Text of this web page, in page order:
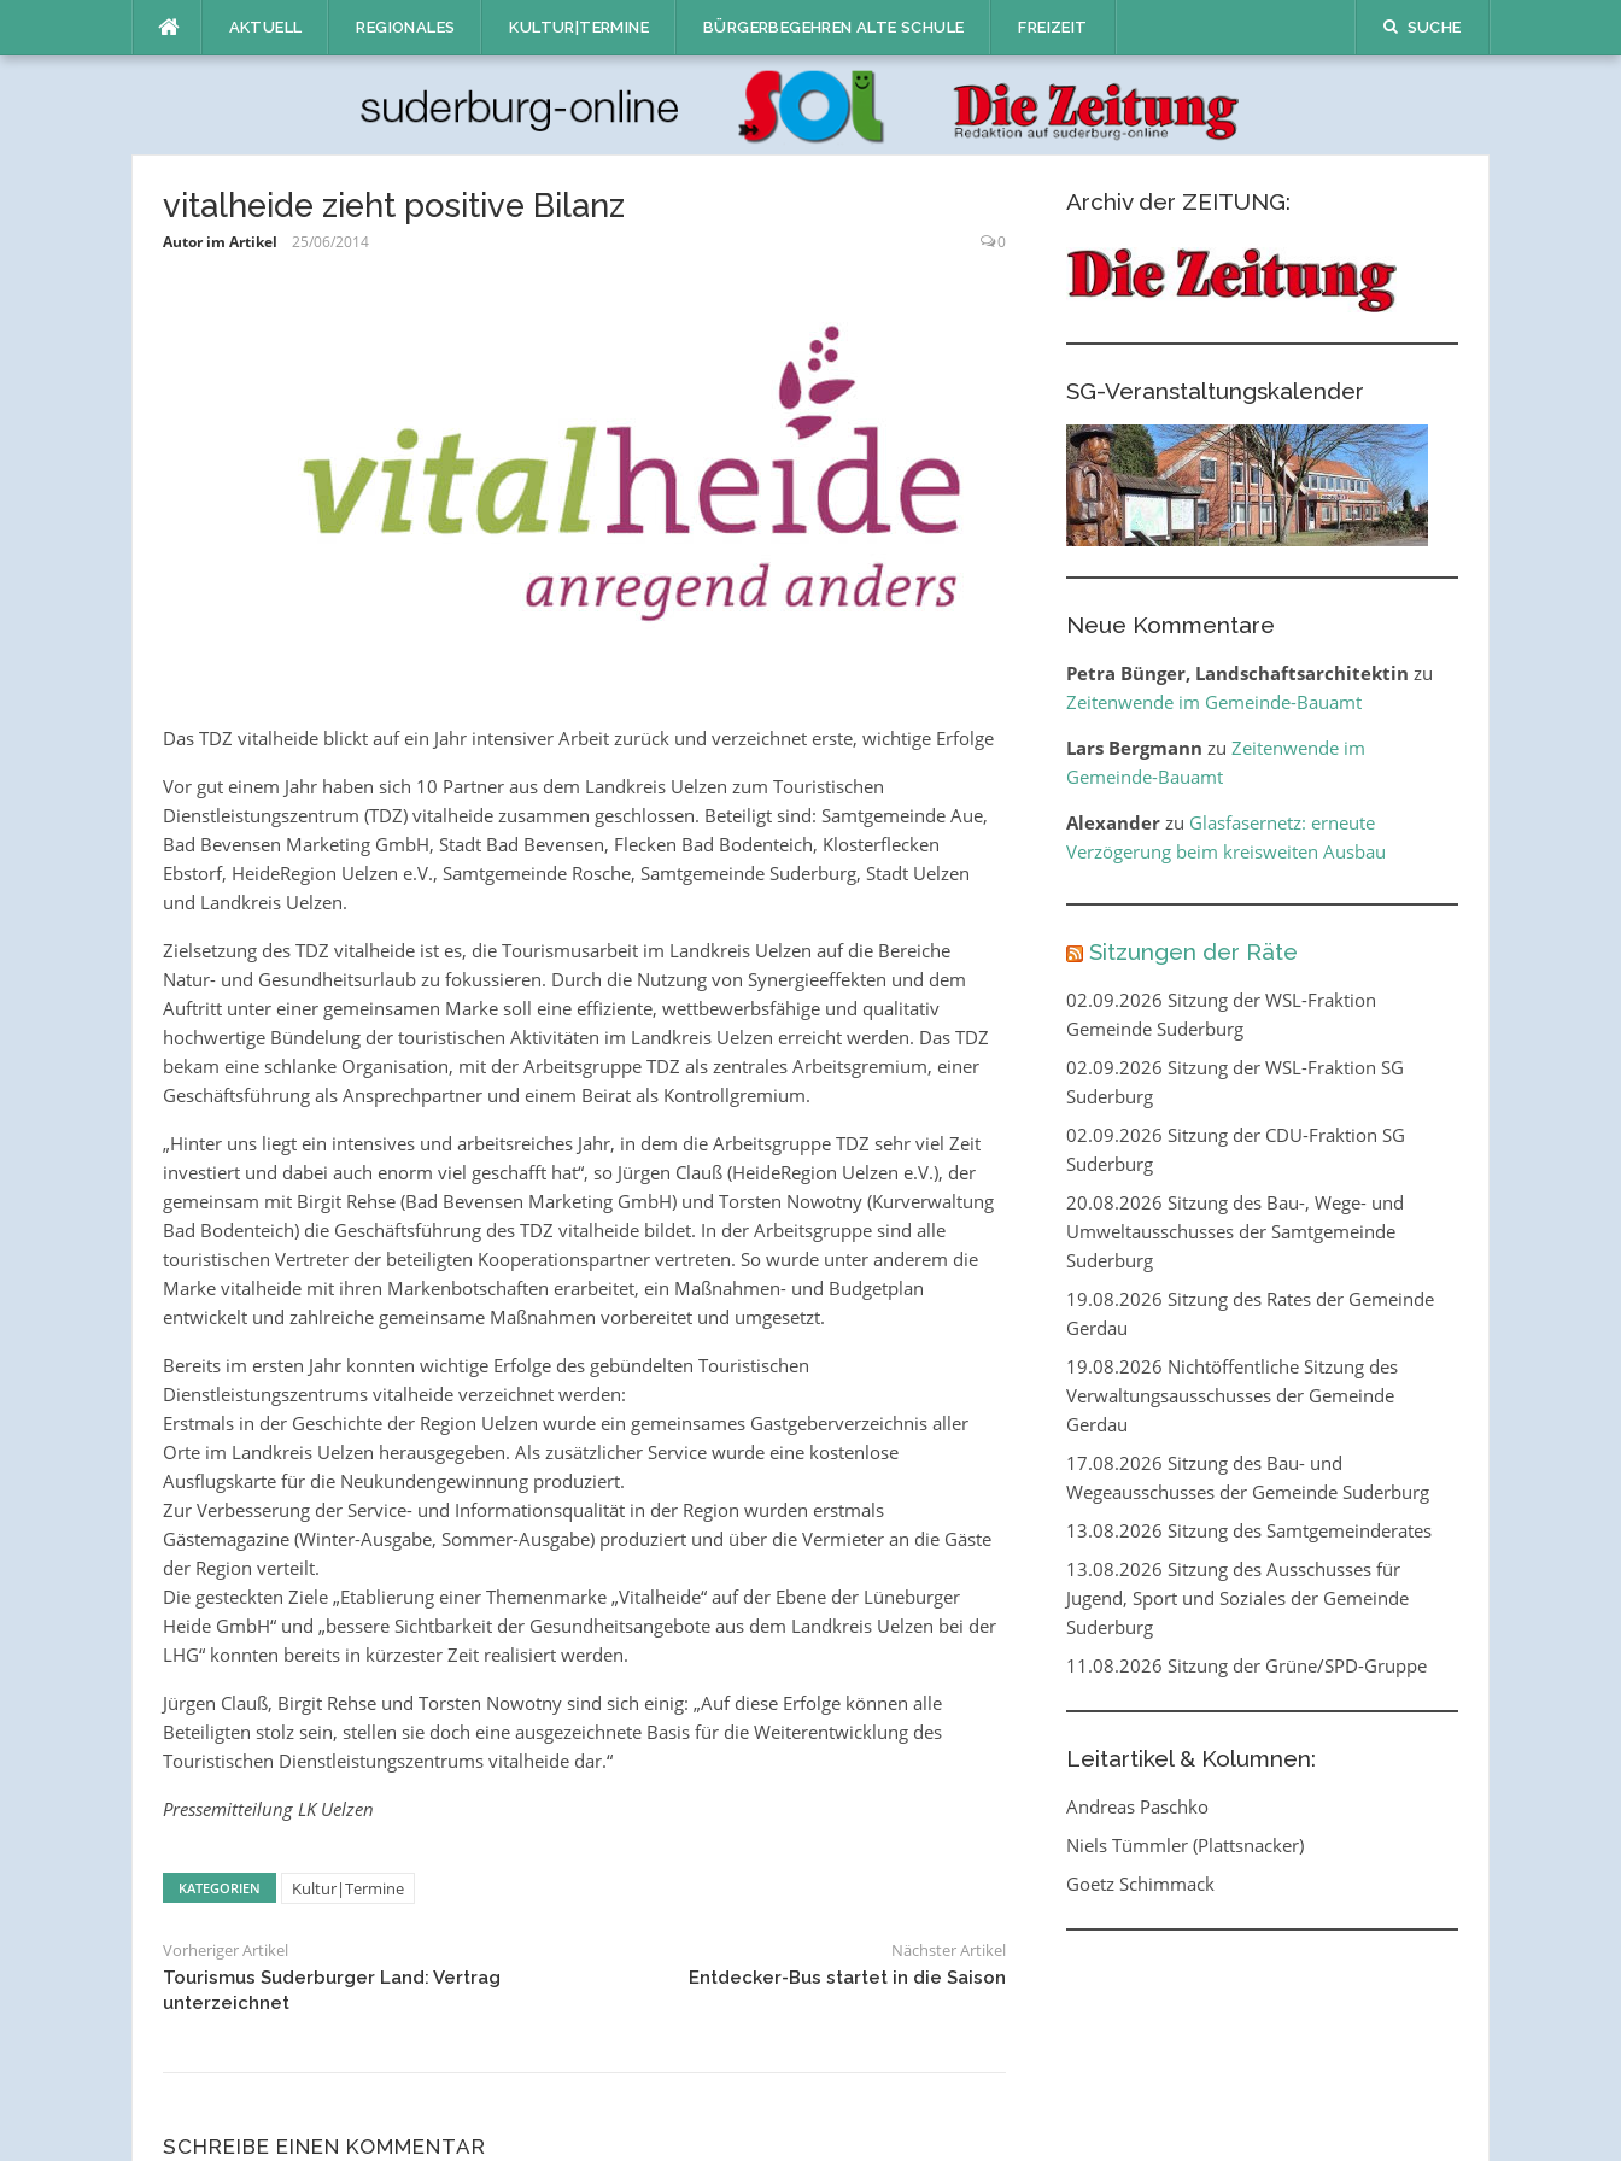
AKTUELL REGIONALES KULTUR|TERMINE BÜRGERBEGEHREN ALTE SCHULE FREIZEIT SUCHE
vitalheide zieht positive Bilanz
Autor im Artikel 25/06/2014 0
Das TDZ vitalheide blickt auf ein Jahr intensiver Arbeit zurück und verzeichnet erste, wichtige Erfolge
Vor gut einem Jahr haben sich 10 Partner aus dem Landkreis Uelzen zum Touristischen
Dienstleistungszentrum (TDZ) vitalheide zusammen geschlossen. Beteiligt sind: Samtgemeinde Aue,
Bad Bevensen Marketing GmbH, Stadt Bad Bevensen, Flecken Bad Bodenteich, Klosterflecken
Ebstorf, HeideRegion Uelzen e.V., Samtgemeinde Rosche, Samtgemeinde Suderburg, Stadt Uelzen
und Landkreis Uelzen.
Zielsetzung des TDZ vitalheide ist es, die Tourismusarbeit im Landkreis Uelzen auf die Bereiche
Natur- und Gesundheitsurlaub zu fokussieren. Durch die Nutzung von Synergieeffekten und dem
Auftritt unter einer gemeinsamen Marke soll eine effiziente, wettbewerbsfähige und qualitativ
hochwertige Bündelung der touristischen Aktivitäten im Landkreis Uelzen erreicht werden. Das TDZ
bekam eine schlanke Organisation, mit der Arbeitsgruppe TDZ als zentrales Arbeitsgremium, einer
Geschäftsführung als Ansprechpartner und einem Beirat als Kontrollgremium.
„Hinter uns liegt ein intensives und arbeitsreiches Jahr, in dem die Arbeitsgruppe TDZ sehr viel Zeit
investiert und dabei auch enorm viel geschafft hat“, so Jürgen Clauß (HeideRegion Uelzen e.V.), der
gemeinsam mit Birgit Rehse (Bad Bevensen Marketing GmbH) und Torsten Nowotny (Kurverwaltung
Bad Bodenteich) die Geschäftsführung des TDZ vitalheide bildet. In der Arbeitsgruppe sind alle
touristischen Vertreter der beteiligten Kooperationspartner vertreten. So wurde unter anderem die
Marke vitalheide mit ihren Markenbotschaften erarbeitet, ein Maßnahmen- und Budgetplan
entwickelt und zahlreiche gemeinsame Maßnahmen vorbereitet und umgesetzt.
Bereits im ersten Jahr konnten wichtige Erfolge des gebündelten Touristischen
Dienstleistungszentrums vitalheide verzeichnet werden:
Erstmals in der Geschichte der Region Uelzen wurde ein gemeinsames Gastgeberverzeichnis aller
Orte im Landkreis Uelzen herausgegeben. Als zusätzlicher Service wurde eine kostenlose
Ausflugskarte für die Neukundengewinnung produziert.
Zur Verbesserung der Service- und Informationsqualität in der Region wurden erstmals
Gästemagazine (Winter-Ausgabe, Sommer-Ausgabe) produziert und über die Vermieter an die Gäste
der Region verteilt.
Die gesteckten Ziele „Etablierung einer Themenmarke „Vitalheide“ auf der Ebene der Lüneburger
Heide GmbH“ und „bessere Sichtbarkeit der Gesundheitsangebote aus dem Landkreis Uelzen bei der
LHG“ konnten bereits in kürzester Zeit realisiert werden.
Jürgen Clauß, Birgit Rehse und Torsten Nowotny sind sich einig: „Auf diese Erfolge können alle
Beteiligten stolz sein, stellen sie doch eine ausgezeichnete Basis für die Weiterentwicklung des
Touristischen Dienstleistungszentrums vitalheide dar.“
Pressemitteilung LK Uelzen
KATEGORIEN Kultur|Termine
Vorheriger Artikel
Tourismus Suderburger Land: Vertrag
unterzeichnet
Nächster Artikel
Entdecker-Bus startet in die Saison
SCHREIBE EINEN KOMMENTAR
Archiv der ZEITUNG:
SG-Veranstaltungskalender
Neue Kommentare
Petra Bünger, Landschaftsarchitektin zu
Zeitenwende im Gemeinde-Bauamt
Lars Bergmann zu Zeitenwende im
Gemeinde-Bauamt
Alexanderzu Glasfasernetz: erneute
Verzögerung beim kreisweiten Ausbau
Sitzungen der Räte
02.09.2026 Sitzung der WSL-Fraktion
Gemeinde Suderburg
02.09.2026 Sitzung der WSL-Fraktion SG
Suderburg
02.09.2026 Sitzung der CDU-Fraktion SG
Suderburg
20.08.2026 Sitzung des Bau-, Wege- und
Umweltausschusses der Samtgemeinde
Suderburg
19.08.2026 Sitzung des Rates der Gemeinde
Gerdau
19.08.2026 Nichtöffentliche Sitzung des
Verwaltungsausschusses der Gemeinde
Gerdau
17.08.2026 Sitzung des Bau- und
Wegeausschusses der Gemeinde Suderburg
13.08.2026 Sitzung des Samtgemeinderates
13.08.2026 Sitzung des Ausschusses für
Jugend, Sport und Soziales der Gemeinde
Suderburg
11.08.2026 Sitzung der Grüne/SPD-Gruppe
Leitartikel & Kolumnen:
Andreas Paschko
Niels Tümmler (Plattsnacker)
Goetz Schimmack